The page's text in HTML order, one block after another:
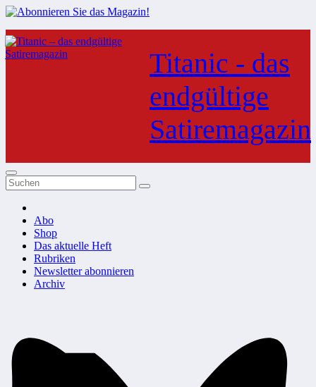
Zum
Inhalt
springen
Titanic - das
endgültige
Satiremagazin
Abo
Shop
Das aktuelle Heft
Rubriken
Newsletter abonnieren
Archiv